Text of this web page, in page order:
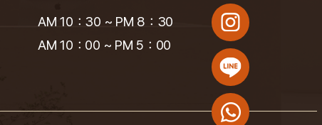
AM 10：30 ~ PM 8：30
AM 10：00 ~ PM 5：00